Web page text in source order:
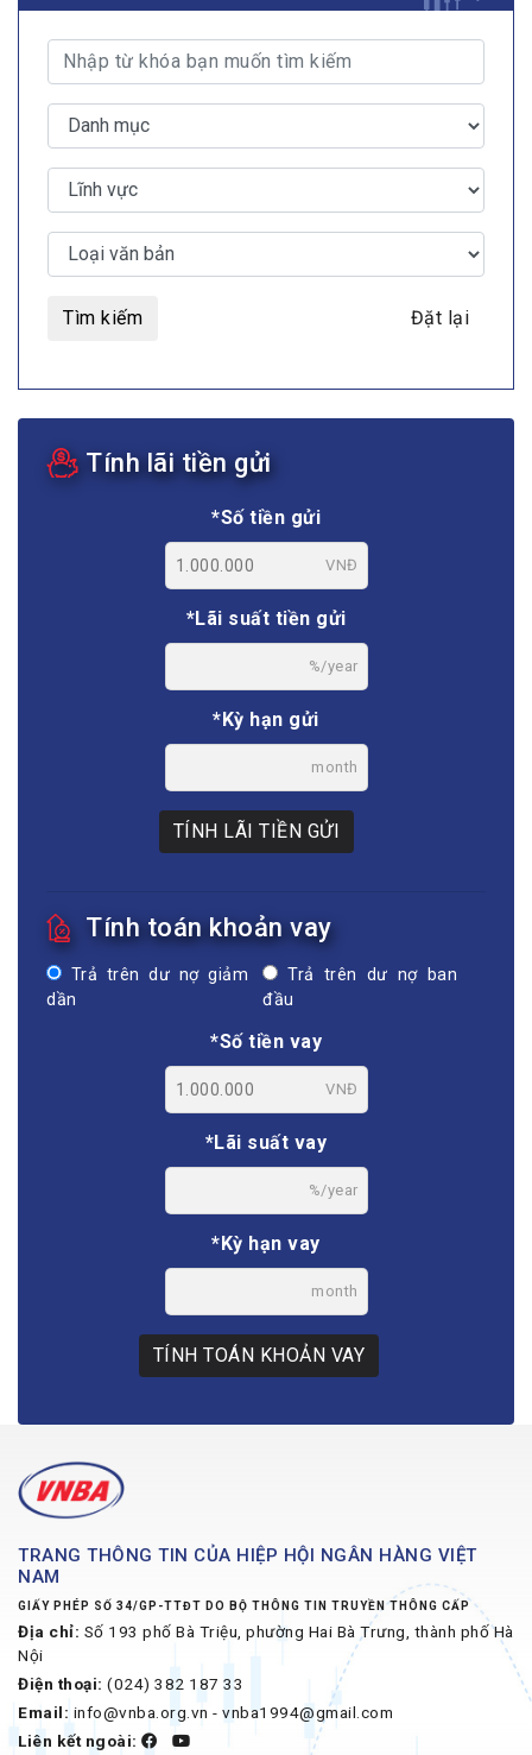
Tìm kiếm Đặt lại
Tính lãi tiền gửi
*Số tiền gửi
VNĐ
*Lãi suất tiền gửi
%/year
*Kỳ hạn gửi
month
TÍNH LÃI TIỀN GỬI
Tính toán khoản vay
Trả trên dư nợ giảm
dần
Trả trên dư nợ ban
đầu
*Số tiền vay
VNĐ
*Lãi suất vay
%/year
*Kỳ hạn vay
month
TÍNH TOÁN KHOẢN VAY
TRANG THÔNG TIN CỦA HIỆP HỘI NGÂN HÀNG VIỆT
NAM
GIẤY PHÉP SỐ 34/GP-TTĐT DO BỘ THÔNG TIN TRUYỀN THÔNG CẤP
Địa chỉ: Số 193 phố Bà Triệu, phường Hai Bà Trưng, thành phố Hà
Nội
Điện thoại: (024) 382 187 33
Email: info@vnba.org.vn - vnba1994@gmail.com
Liên kết ngoài: